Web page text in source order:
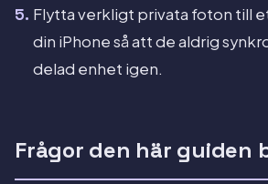
Flytta verkligt privata foton till
din iPhone så att de aldrig
delad enhet igen.
Frågor den här guiden